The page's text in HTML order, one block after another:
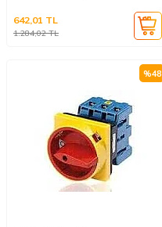
1.284,02TL
642,01 TL
%48